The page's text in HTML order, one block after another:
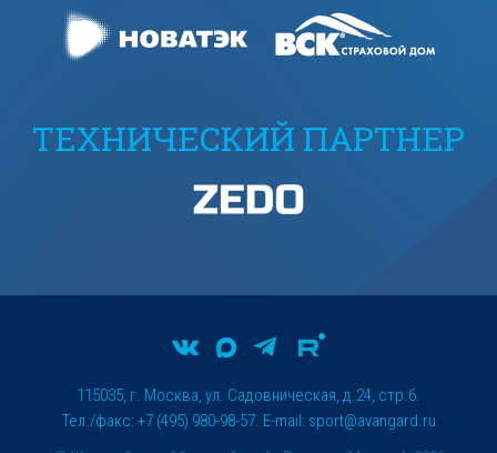
ТЕХНИЧЕСКИЙ ПАРТНЕР
115035, г. Москва, ул. Садовническая, д.24, стр.6.
Тел./факс: +7 (495) 980-98-57. E-mail: sport@avangard.ru